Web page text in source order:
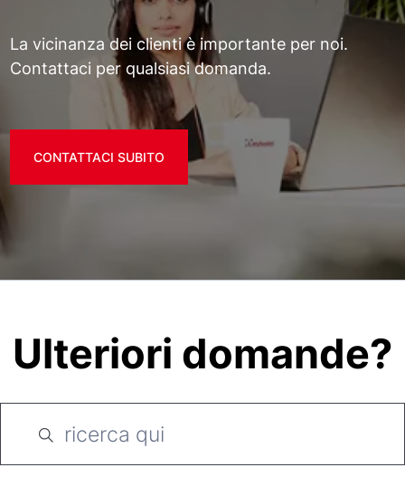
La vicinanza dei clienti è importante per noi.
Contattaci per qualsiasi domanda.
CONTATTACI SUBITO
Ulteriori domande?